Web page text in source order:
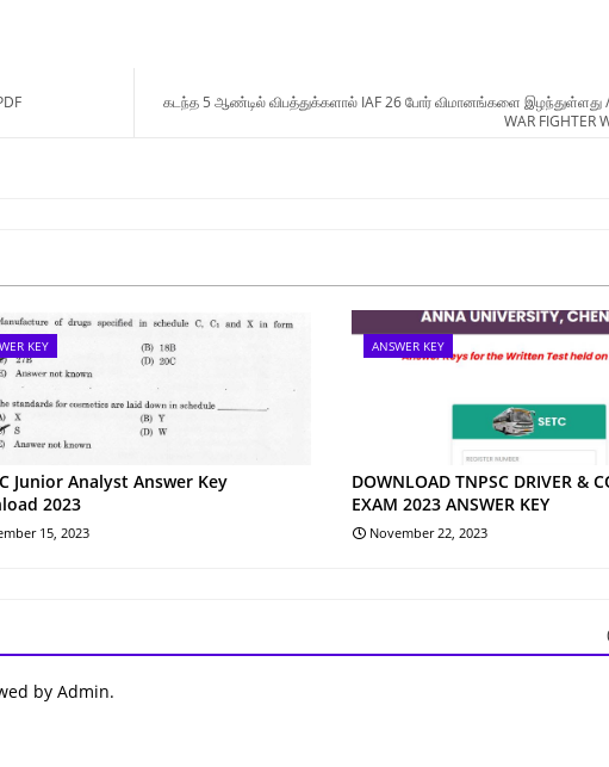
கடந்த 5 ஆண்டில் விபத்துக்களால் IAF 26 போர் விமானங்களை இழந்துள்ளது /
WAR FIGHTER
KEY
Junior Analyst Answer Key
2023
15, 2023
ANSWER KEY
DOWNLOAD TNPSC DRIVER &
EXAM 2023 ANSWER KEY
November 22, 2023
by Admin.